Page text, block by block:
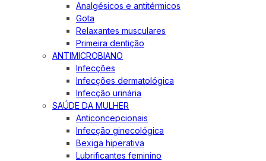
Analgésicos e antitérmicos
Gota
Relaxantes musculares
Primeira dentição
ANTIMICROBIANO
Infecções
Infecções dermatológica
Infecção urinária
SAÚDE DA MULHER
Anticoncepcionais
Infecção ginecológica
Bexiga hiperativa
Lubrificantes feminino